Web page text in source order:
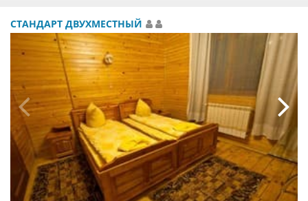
СТАНДАРТ ДВУХМЕСТНЫЙ